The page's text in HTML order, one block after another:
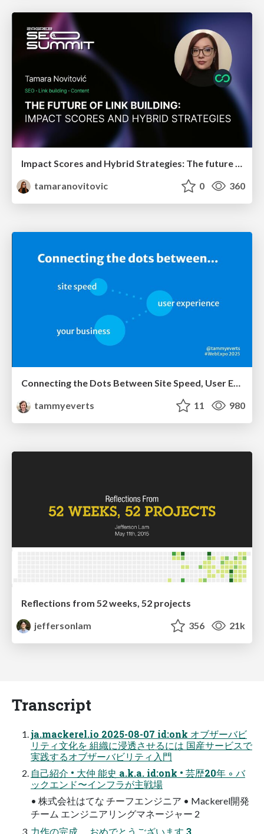
Impact Scores and Hybrid Strategies: The future of link building
tamaranovitovic
0 360
Connecting the Dots Between Site Speed, User Experience & Your Business [WebExpo 2025]
tammyeverts
11 980
Reflections from 52 weeks, 52 projects
jeffersonlam
356 21k
Transcript
ja.mackerel.io 2025-08-07 id:onk オブザーバビ
リティ文化を 組織に浸透させるには 国産サービスで
実践するオブザーバビリティ入門
自己紹介 • 大仲 能史 a.k.a. id:onk • 芸歴20年 ◦ バ
ックエンド〜インフラが主戦場
• 株式会社はてな チーフエンジニア • Mackerel開発
チーム エンジニアリングマネージャー 2
力作の完成、 おめでとうございます 3